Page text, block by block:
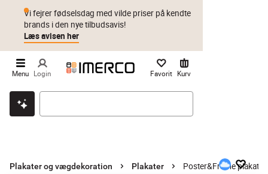
Klik & hent Byt i 1 år Prismatch
Vi fejrer fødselsdag med vilde priser på kendte
brands i den nye tilbudsavis!
Læs avisen her
Menu Login Favorit Kurv
Plakater og vægdekoration Plakater Poster&Frame plakat -